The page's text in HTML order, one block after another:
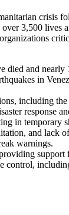
crisis
3,500 lives
died and nearly
in
including
response
in temporary
and lack
warnings.
support
control,